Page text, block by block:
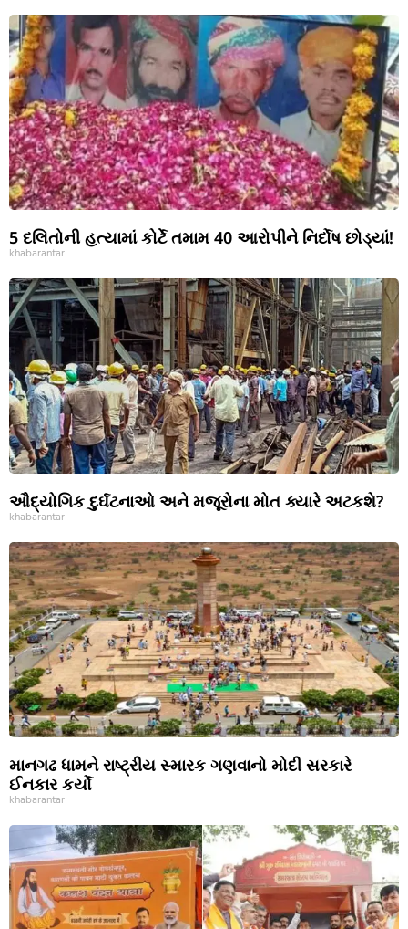
5 દલિતોની હત્યામાં કોર્ટે તમામ 40 આરોપીને નિર્દોષ છોડ્યાં!
khabarantar
ઔદ્યોગિક દુર્ઘટનાઓ અને મજૂરોના મોત ક્યારે અટકશે?
khabarantar
માનગઢ ધામને રાષ્ટ્રીય સ્મારક ગણવાનો મોદી સરકારે
ઈનકાર કર્યો
khabarantar